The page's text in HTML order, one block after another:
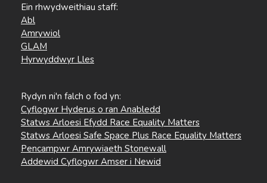
Ein rhwydweithiau staff:
Abl
Amrywiol
GLAM
Hyrwyddwyr Lles
Rydyn ni'n falch o fod yn:
Cyflogwr Hyderus o ran Anabledd
Statws Arloesi Efydd Race Equality Matters
Statws Arloesi Safe Space Plus Race Equality Matters
Pencampwr Amrywiaeth Stonewall
Addewid Cyflogwr Amser i Newid